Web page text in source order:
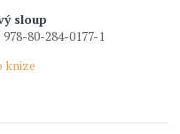
sloup
80-284-0177-1
knize